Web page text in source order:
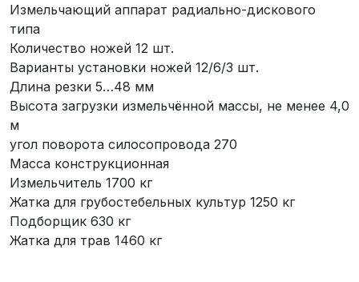
Измельчающий аппарат радиально-дискового
типа
Количество ножей 12 шт.
Варианты установки ножей 12/6/3 шт.
Длина резки 5…48 мм
Высота загрузки измельчённой массы, не менее 4,0
м
угол поворота силосопровода 270
Масса конструкционная
Измельчитель 1700 кг
Жатка для грубостебельных культур 1250 кг
Подборщик 630 кг
Жатка для трав 1460 кг